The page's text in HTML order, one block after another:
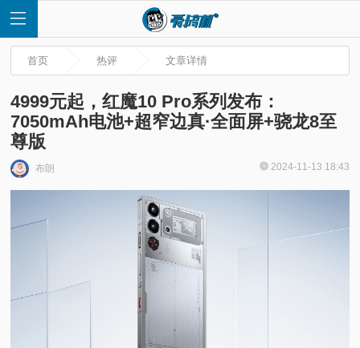
首
快
评
首页 热评 文章详情
4999元起，红魔10 Pro系列发布：
7050mAh电池+超窄边真·全面屏+骁龙8至
尊版
布朗 2024-11-13 18:43